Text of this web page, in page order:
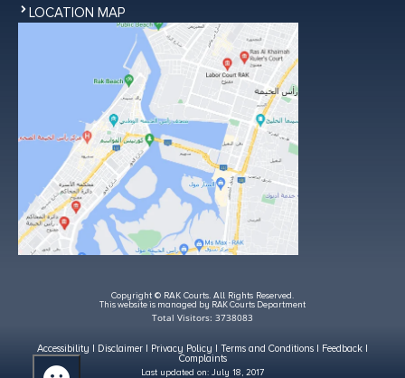
LOCATION MAP
Copyright © RAK Courts. All Rights Reserved.
This website is managed by RAK Courts Department
Total Visitors: 3738083
Accessibility | Disclaimer | Privacy Policy | Terms and Conditions | Feedback |
Complaints
Last updated on: July 18, 2017